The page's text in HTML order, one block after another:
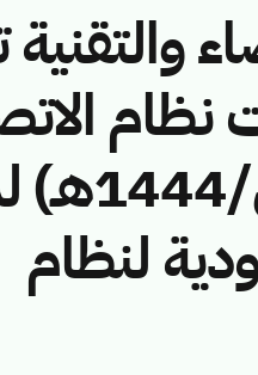
والتقنية
نظام
رقم
لنظام